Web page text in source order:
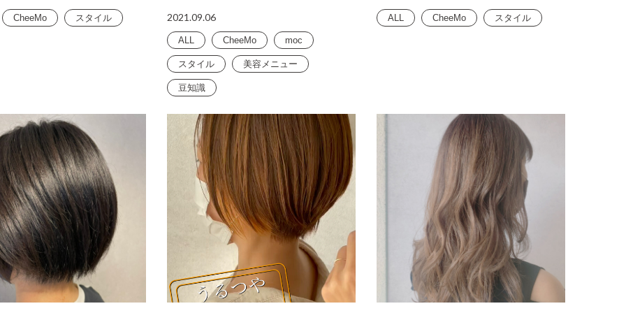
CheeMo スタイル 2021.09.06
ALL CheeMo moc
スタイル 美容メニュー
豆知識
ALL CheeMo スタイル